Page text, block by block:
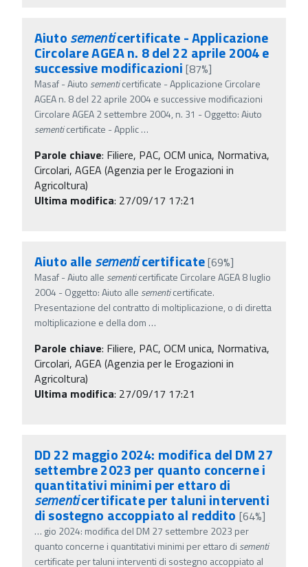
Aiutosementicertificate - Applicazione
Circolare AGEA n. 8 del 22 aprile 2004 e
successive modificazioni [87%]
Masaf - Aiuto sementicertificate - Applicazione Circolare
AGEA n. 8 del 22 aprile 2004 e successive modificazioni
Circolare AGEA 2 settembre 2004, n. 31 - Oggetto: Aiuto
sementicertificate - Applic…
Parole chiave: Filiere, PAC, OCM unica, Normativa,
Circolari, AGEA (Agenzia per le Erogazioni in
Agricoltura)
Ultima modifica: 27/09/17 17:21
Aiuto allesementicertificate[69%]
Masaf - Aiuto alle sementicertificate Circolare AGEA 8 luglio
2004 - Oggetto: Aiuto alle sementicertificate.
Presentazione del contratto di moltiplicazione, o di diretta
moltiplicazione e della dom …
Parole chiave: Filiere, PAC, OCM unica, Normativa,
Circolari, AGEA (Agenzia per le Erogazioni in
Agricoltura)
Ultima modifica: 27/09/17 17:21
DD 22 maggio 2024: modifica del DM 27
settembre 2023 per quanto concerne i
quantitativi minimi per ettaro di
sementicertificate per taluni interventi
di sostegno accoppiato al reddito [64%]
… gio 2024: modifica del DM 27 settembre 2023 per
quanto concerne i quantitativi minimi per ettaro di sementi
certificate per taluni interventi di sostegno accoppiato al